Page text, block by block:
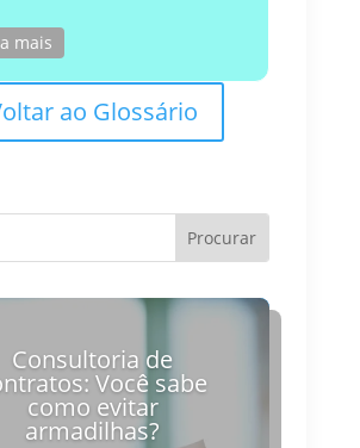
mais
ao Glossário
Consultoria de
Você sabe
como evitar
armadilhas?